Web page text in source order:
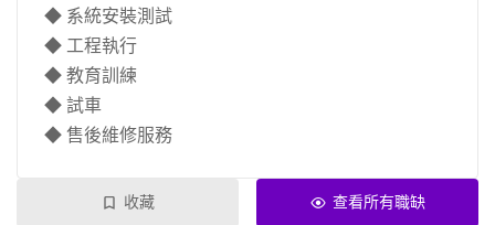
◆ 系統安裝測試
◆ 工程執行
◆ 教育訓練
◆ 試車
◆ 售後維修服務
收藏 查看所有職缺